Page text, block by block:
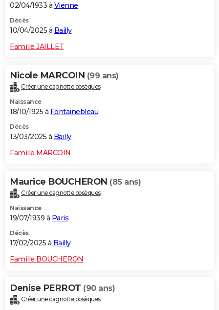
02/04/1933 à Vienne
Décès
10/04/2025 à Bailly
Famille JAILLET
Nicole MARCOIN (99 ans)
Créer une cagnotte obsèques
Naissance
18/10/1925 à Fontainebleau
Décès
13/03/2025 à Bailly
Famille MARCOIN
Maurice BOUCHERON (85 ans)
Créer une cagnotte obsèques
Naissance
19/07/1939 à Paris
Décès
17/02/2025 à Bailly
Famille BOUCHERON
Denise PERROT (90 ans)
Créer une cagnotte obsèques